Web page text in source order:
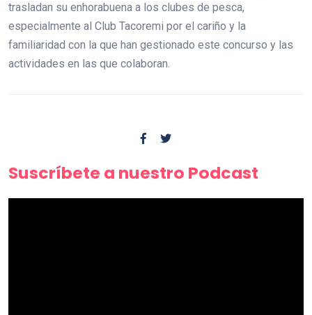
trasladan su enhorabuena a los clubes de pesca,
especialmente al Club Tacoremi por el cariño y la
familiaridad con la que han gestionado este concurso y las
actividades en las que colaboran.
Suscríbete a nuestro Podcast